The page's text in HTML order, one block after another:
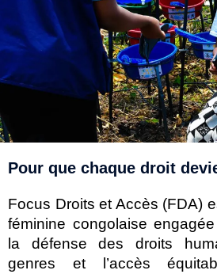
Pour que chaque droit
Focus Droits et Accès (FDA)
féminine congolaise
la défense des droits
genres et l’accès